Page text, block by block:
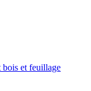
bois et feuillage